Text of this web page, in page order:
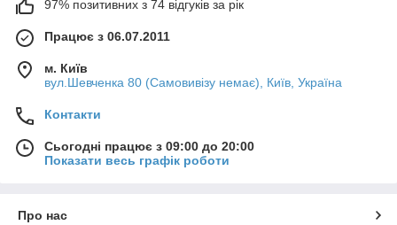
97% позитивних з 74 відгуків за рік
Працює з 06.07.2011
м. Київ
вул.Шевченка 80 (Самовивізу немає), Київ, Україна
Контакти
Сьогодні працює з 09:00 до 20:00
Показати весь графік роботи
Про нас